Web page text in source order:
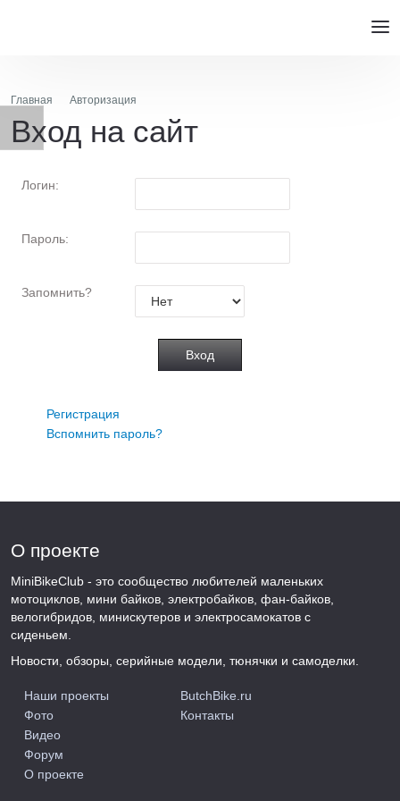
Главная Авторизация
Вход на сайт
Логин:
Пароль:
Запомнить?
Регистрация
Вспомнить пароль?
О проекте
MiniBikeClub - это сообщество любителей маленьких
мотоциклов, мини байков, электробайков, фан-байков,
велогибридов, минискутеров и электросамокатов с
сиденьем.
Новости, обзоры, серийные модели, тюнячки и самоделки.
Наши проекты
Фото
Видео
Форум
О проекте
ButchBike.ru
Контакты